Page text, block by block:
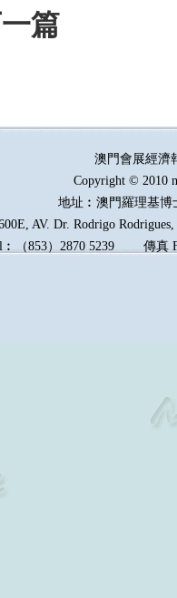
篇
澳門會展經
Copyright © 2010
地址︰澳門羅理基博
AV. Dr. Rodrigo
（853）2870 5239傳真